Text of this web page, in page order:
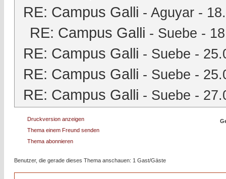
RE: Campus Galli - Aguyar -
RE: Campus Galli - Suebe -
RE: Campus Galli - Suebe -
RE: Campus Galli - Suebe -
RE: Campus Galli - Suebe -
Druckversion anzeigen
Thema einem Freund senden
Thema abonnieren
Benutzer, die gerade dieses Thema anschauen: 1 Gast/Gäste